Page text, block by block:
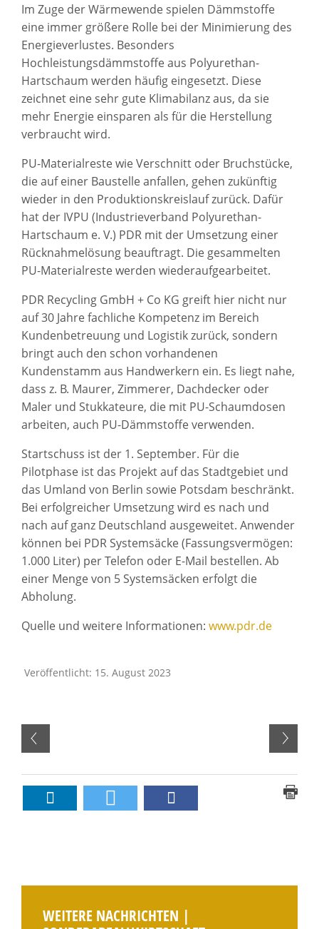
Im Zuge der Wärmewende spielen Dämmstoffe
eine immer größere Rolle bei der Minimierung des
Energieverlustes. Besonders
Hochleistungsdämmstoffe aus Polyurethan-
Hartschaum werden häufig eingesetzt. Diese
zeichnet eine sehr gute Klimabilanz aus, da sie
mehr Energie einsparen als für die Herstellung
verbraucht wird.
PU-Materialreste wie Verschnitt oder Bruchstücke,
die auf einer Baustelle anfallen, gehen zukünftig
wieder in den Produktionskreislauf zurück. Dafür
hat der IVPU (Industrieverband Polyurethan-
Hartschaum e. V.) PDR mit der Umsetzung einer
Rücknahmelösung beauftragt. Die gesammelten
PU-Materialreste werden wiederaufgearbeitet.
PDR Recycling GmbH + Co KG greift hier nicht nur
auf 30 Jahre fachliche Kompetenz im Bereich
Kundenbetreuung und Logistik zurück, sondern
bringt auch den schon vorhandenen
Kundenstamm aus Handwerkern ein. Es liegt nahe,
dass z. B. Maurer, Zimmerer, Dachdecker oder
Maler und Stukkateure, die mit PU-Schaumdosen
arbeiten, auch PU-Dämmstoffe verwenden.
Startschuss ist der 1. September. Für die
Pilotphase ist das Projekt auf das Stadtgebiet und
das Umland von Berlin sowie Potsdam beschränkt.
Bei erfolgreicher Umsetzung wird es nach und
nach auf ganz Deutschland ausgeweitet. Anwender
können bei PDR Systemsäcke (Fassungsvermögen:
1.000 Liter) per Telefon oder E-Mail bestellen. Ab
einer Menge von 5 Systemsäcken erfolgt die
Abholung.
Quelle und weitere Informationen: www.pdr.de
Veröffentlicht: 15. August 2023
WEITERE NACHRICHTEN |